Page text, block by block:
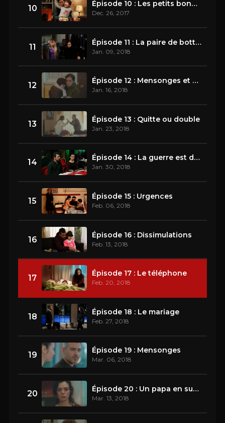
10 Épisode 10 : Les petits bonheurs
Dec. 26, 2017
11 Épisode 11 : La paire de bottes
Jan. 09, 2018
12 Épisode 12 : Mensonges et conséquences
Jan. 16, 2018
13 Épisode 13 : Quitte ou double
Jan. 23, 2018
14 Épisode 14 : La guerre est déclarée
Jan. 30, 2018
15 Épisode 15 : Urgences
Feb. 06, 2018
16 Épisode 16 : Dissimulations
Feb. 13, 2018
17 Épisode 17 : Le téléphone
Feb. 20, 2018
18 Épisode 18 : Le mariage
Feb. 27, 2018
19 Épisode 19 : Mensonges
Mar. 06, 2018
20 Épisode 20 : Un papa en sucre
Mar. 13, 2018